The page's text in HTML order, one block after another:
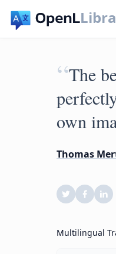
“The
own
Thomas
Multilingual